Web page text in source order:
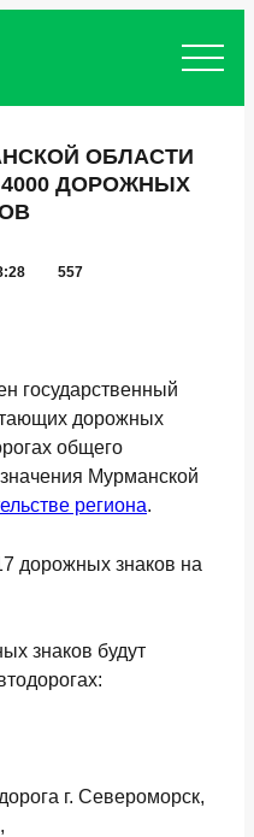
ОБЛАСТИ
ДОРОЖНЫХ
557
государственный
дорожных
общего
Мурманской
региона.
дорожных знаков на
знаков будут
г. Североморск,